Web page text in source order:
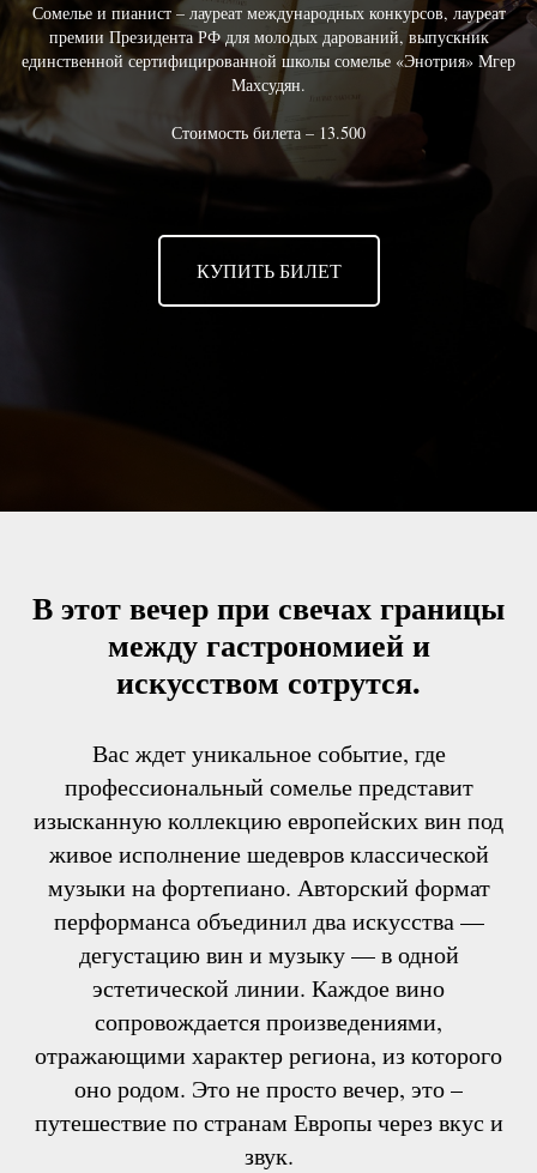
Сомелье и пианист – лауреат международных конкурсов, лауреат
премии Президента РФ для молодых дарований, выпускник
единственной сертифицированной школы сомелье «Энотрия» Мгер
Махсудян.
Стоимость билета – 13.500
КУПИТЬ БИЛЕТ
В этот вечер при свечах границы
между гастрономией и
искусством сотрутся.
Вас ждет уникальное событие, где
профессиональный сомелье представит
изысканную коллекцию европейских вин под
живое исполнение шедевров классической
музыки на фортепиано. Авторский формат
перформанса объединил два искусства —
дегустацию вин и музыку — в одной
эстетической линии. Каждое вино
сопровождается произведениями,
отражающими характер региона, из которого
оно родом. Это не просто вечер, это –
путешествие по странам Европы через вкус и
звук.